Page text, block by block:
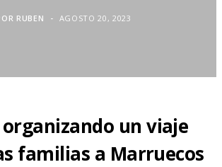
RUBEN AGOSTO 20, 2023
un viaje
familias a Marruecos